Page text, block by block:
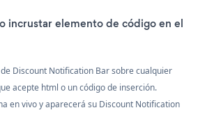
incrustar elemento de código en el
Discount Notification Bar sobre cualquier
acepte html o un código de inserción.
en vivo y aparecerá su Discount Notification